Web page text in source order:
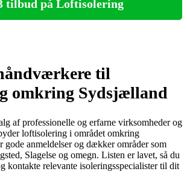
tilbud på Loftisolering
til
omkring Sydsjælland
af professionelle og erfarne virksomheder og
loftisolering i området omkring
anmeldelser og dækker områder som
Slagelse og omegn. Listen er lavet, så du
kontakte relevante isoleringsspecialister til dit